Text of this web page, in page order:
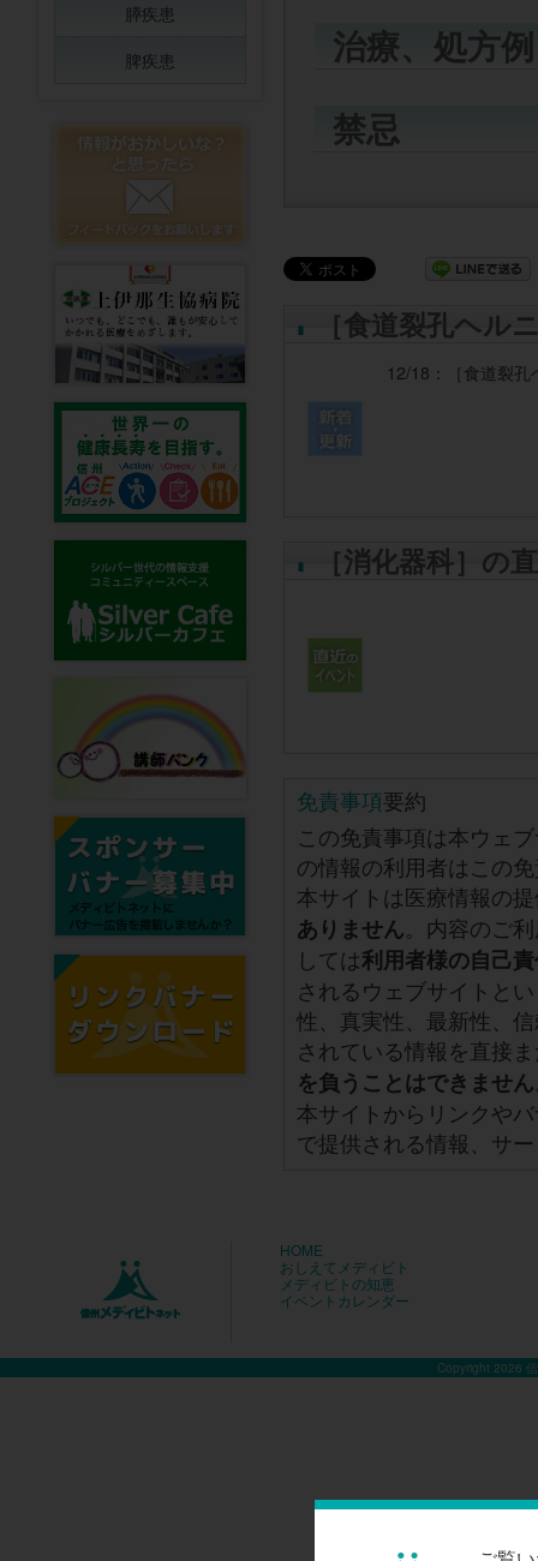
治療、処方例
禁忌
［食道裂孔ヘル
12/18： ［食道裂
［消化器科］の
免責事項要約
この免責事項は本ウェ
の情報の利用者はこの
本サイトは医療情報の
ありません。内容のご
しては利用者様の自己
されるウェブサイトと
性、真実性、最新性、
されている情報を直接
を負うことはできません
本サイトからリンクや
で提供される情報、サ
膵疾患
脾疾患
HOME
おしえてメディビト
メディビトの知恵
イベントカレンダー
Copyright 2026